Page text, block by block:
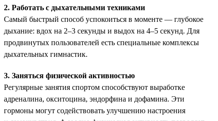
2. Работать с дыхательными техниками
Самый быстрый способ успокоиться в моменте — глубокое
дыхание: вдох на 2–3 секунды и выдох на 4–5 секунд. Для
продвинутых пользователей есть специальные комплексы
дыхательных гимнастик.
3. Заняться физической активностью
Регулярные занятия спортом способствуют выработке
адреналина, окситоцина, эндорфина и дофамина. Эти
гормоны ­могут содействовать улучшению настроения